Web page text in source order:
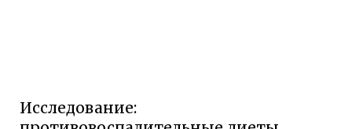
Исследование: